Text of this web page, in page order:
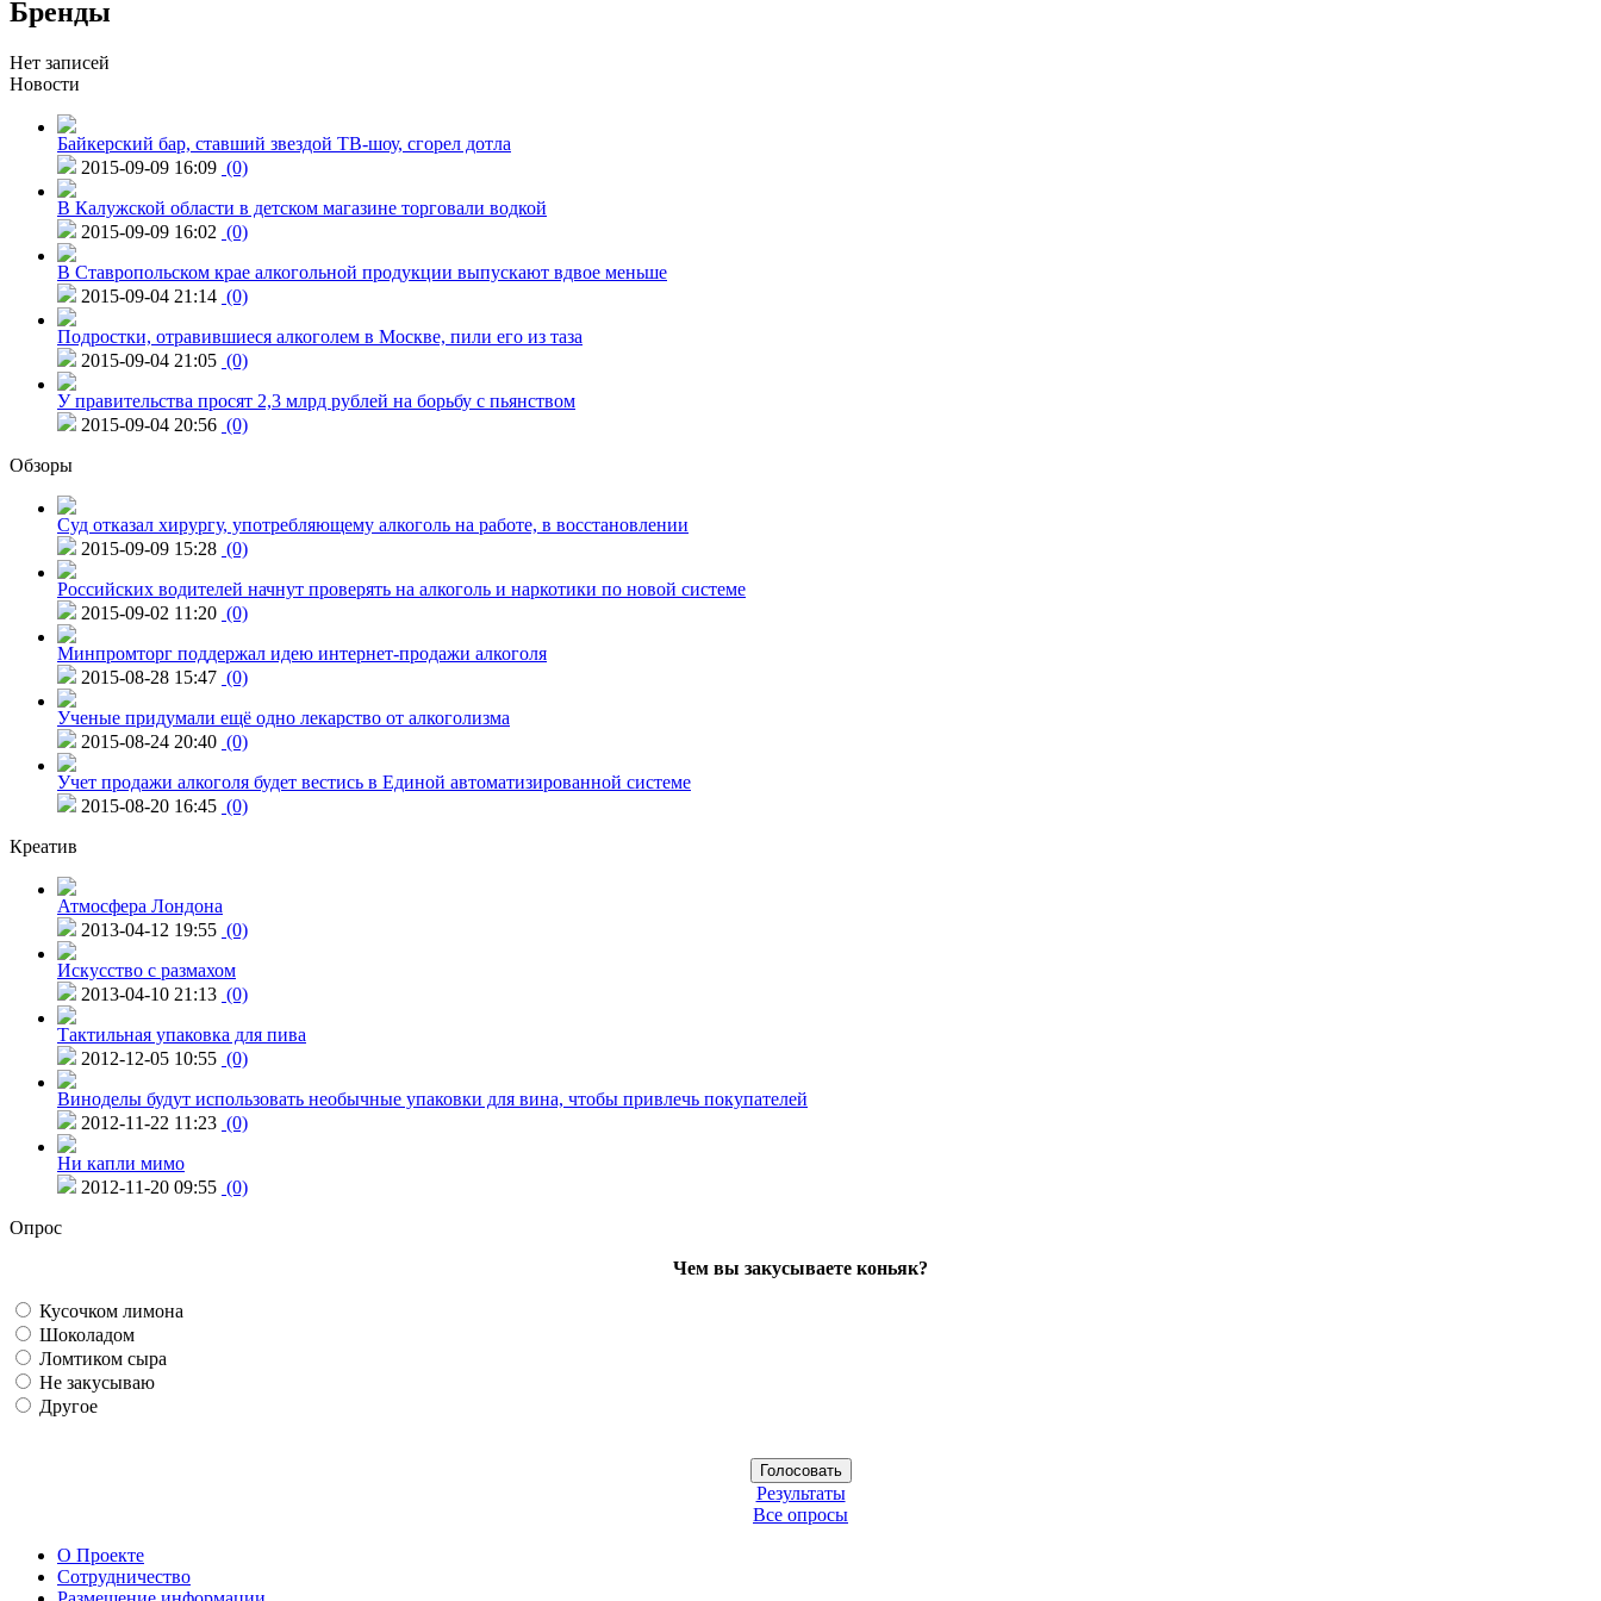
Бренды
Нет записей
Новости
Байкерский бар, ставший звездой ТВ-шоу, сгорел дотла
2015-09-09 16:09 (0)
В Калужской области в детском магазине торговали водкой
2015-09-09 16:02 (0)
В Ставропольском крае алкогольной продукции выпускают вдвое меньше
2015-09-04 21:14 (0)
Подростки, отравившиеся алкоголем в Москве, пили его из таза
2015-09-04 21:05 (0)
У правительства просят 2,3 млрд рублей на борьбу с пьянством
2015-09-04 20:56 (0)
Обзоры
Суд отказал хирургу, употребляющему алкоголь на работе, в восстановлении
2015-09-09 15:28 (0)
Российских водителей начнут проверять на алкоголь и наркотики по новой системе
2015-09-02 11:20 (0)
Минпромторг поддержал идею интернет-продажи алкоголя
2015-08-28 15:47 (0)
Ученые придумали ещё одно лекарство от алкоголизма
2015-08-24 20:40 (0)
Учет продажи алкоголя будет вестись в Единой автоматизированной системе
2015-08-20 16:45 (0)
Креатив
Атмосфера Лондона
2013-04-12 19:55 (0)
Искусство с размахом
2013-04-10 21:13 (0)
Тактильная упаковка для пива
2012-12-05 10:55 (0)
Виноделы будут использовать необычные упаковки для вина, чтобы привлечь покупателей
2012-11-22 11:23 (0)
Ни капли мимо
2012-11-20 09:55 (0)
Опрос
Чем вы закусываете коньяк?
Кусочком лимона
Шоколадом
Ломтиком сыра
Не закусываю
Другое
Результаты
Все опросы
О Проекте
Сотрудничество